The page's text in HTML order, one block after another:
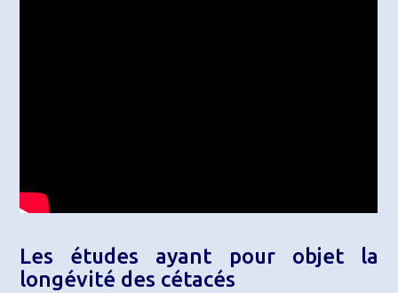
Les études ayant pour objet la
longévité des cétacés